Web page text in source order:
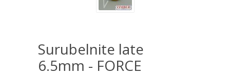
Surubelnite late
6.5mm - FORCE